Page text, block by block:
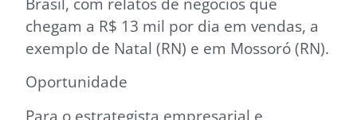
chegam a R$ 13 mil por dia em vendas, a
exemplo de Natal (RN) e em Mossoró (RN).
Oportunidade
Para o estrategista empresarial e